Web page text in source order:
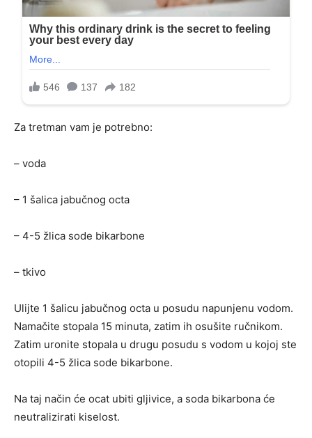
Za tretman vam je potrebno:
– voda
– 1 šalica jabučnog octa
– 4-5 žlica sode bikarbone
– tkivo
Ulijte 1 šalicu jabučnog octa u posudu napunjenu vodom.
Namačite stopala 15 minuta, zatim ih osušite ručnikom.
Zatim uronite stopala u drugu posudu s vodom u kojoj ste
otopili 4-5 žlica sode bikarbone.
Na taj način će ocat ubiti gljivice, a soda bikarbona će
neutralizirati kiselost.